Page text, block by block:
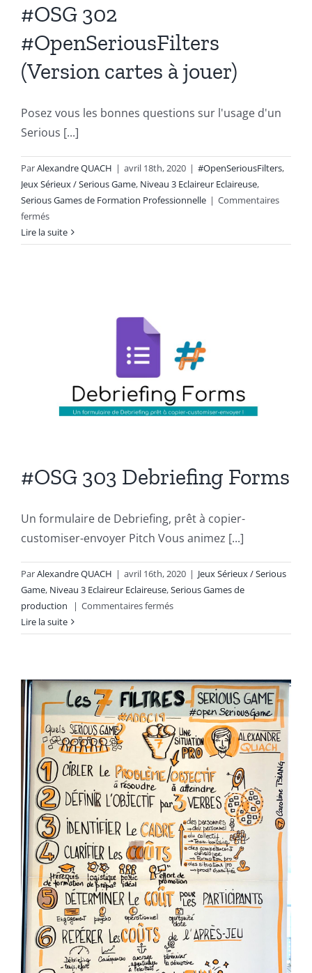
#OSG 302
#OpenSeriousFilters
(Version cartes à jouer)
Posez vous les bonnes questions sur l'usage d'un
Serious [...]
ParAlexandre QUACH | avril 18th, 2020 | #OpenSeriousFilters,
Jeux Sérieux / Serious Game, Niveau 3 Eclaireur Eclaireuse,
Serious Games de Formation Professionnelle | Commentaires
ferméssur
#OSG
302
Lire la suite
#OSG 303 Debriefing Forms
Un formulaire de Debriefing, prêt à copier-
customiser-envoyer Pitch Vous animez [...]
ParAlexandre QUACH | avril 16th, 2020 | Jeux Sérieux / Serious
Game, Niveau 3 Eclaireur Eclaireuse,Serious Games de
production
| Commentaires ferméssur
303
Lire la suite